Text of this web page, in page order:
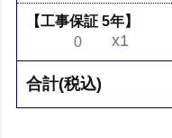
【工事保証 5年】
0
x1
合計(税込)